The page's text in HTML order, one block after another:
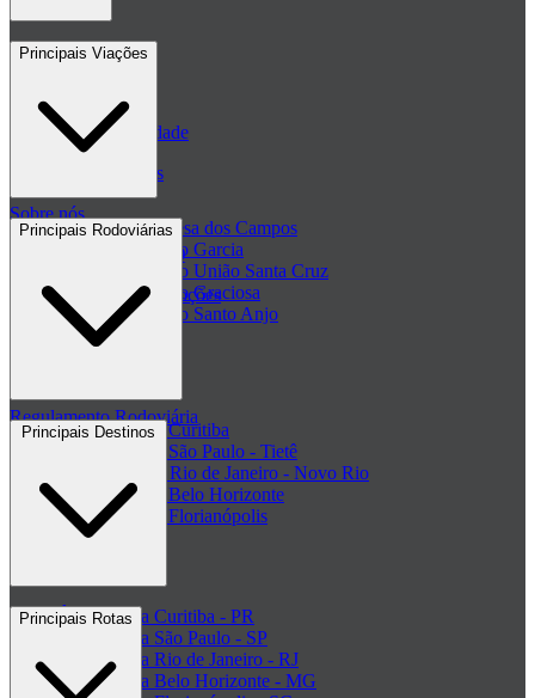
Contato
Políticas de Privacidade
Passagens de ônibus
Sobre nós
Central de ajuda - FAQ
Regulamento de Promoções
Clube de ofertas
Regulamento Rodoviária
Principais Viações
Passagem Princesa dos Campos
Passagem Viação Garcia
Passagem Viação União Santa Cruz
Passagem Viação Graciosa
Passagem Viação Santo Anjo
+ Viações
Principais Rodoviárias
Rodoviária de Curitiba
Rodoviária de São Paulo - Tietê
Rodoviária do Rio de Janeiro - Novo Rio
Rodoviária de Belo Horizonte
Rodoviária de Florianópolis
+ Rodoviárias
Ônibus para Curitiba - PR
Ônibus para São Paulo - SP
Ônibus para Rio de Janeiro - RJ
Ônibus para Belo Horizonte - MG
Principais Rotas